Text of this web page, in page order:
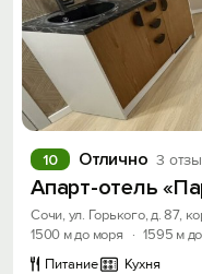
Отлично 3
10
Апарт-отель
Сочи, ул. Горького, д. 87,
1500 м до моря
· 1595 м
Питание
Кухня